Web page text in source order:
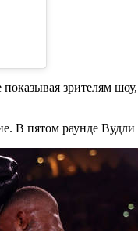
зрителям
В пятом раунде